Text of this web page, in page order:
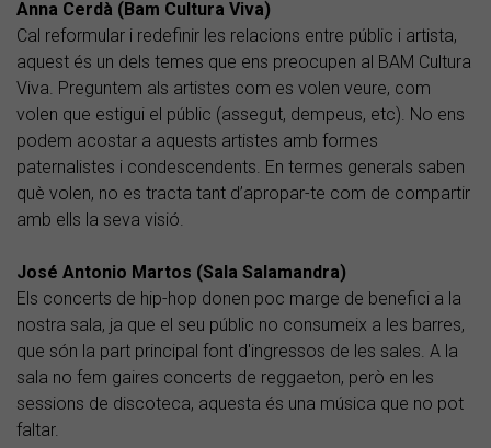
Anna Cerdà (Bam Cultura Viva)
Cal reformular i redefinir les relacions entre públic i artista,
aquest és un dels temes que ens preocupen al BAM Cultura
Viva. Preguntem als artistes com es volen veure, com
volen que estigui el públic (assegut, dempeus, etc). No ens
podem acostar a aquests artistes amb formes
paternalistes i condescendents. En termes generals saben
què volen, no es tracta tant d’apropar-te com de compartir
amb ells la seva visió.
José Antonio Martos (Sala Salamandra)
Els concerts de hip-hop donen poc marge de benefici a la
nostra sala, ja que el seu públic no consumeix a les barres,
que són la part principal font d'ingressos de les sales. A la
sala no fem gaires concerts de reggaeton, però en les
sessions de discoteca, aquesta és una música que no pot
faltar.